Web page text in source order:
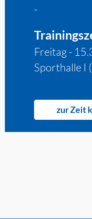
-
Freitag -
Sporthalle I
zur Zeit